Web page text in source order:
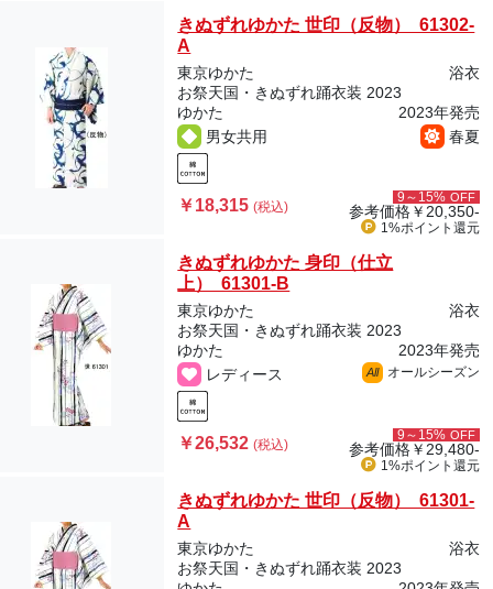
きぬずれゆかた 世印（反物） 61302-
A
東京ゆかた
浴衣
お祭天国・きぬずれ踊衣装 2023
ゆかた
2023年発売
男女共用
春夏
￥18,315(税込)
9～15% OFF
参考価格￥20,350-
1%ポイント 還元
きぬずれゆかた 身印（仕立
上） 61301-B
東京ゆかた
浴衣
お祭天国・きぬずれ踊衣装 2023
ゆかた
2023年発売
レディース
All オールシーズン
￥26,532(税込)
9～15% OFF
参考価格￥29,480-
1%ポイント 還元
きぬずれゆかた 世印（反物） 61301-
A
東京ゆかた
浴衣
お祭天国・きぬずれ踊衣装 2023